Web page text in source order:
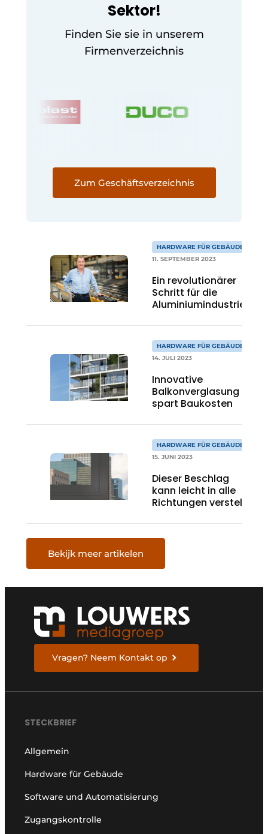
Sektor!
Finden Sie sie in unserem
Firmenverzeichnis
Zum Geschäftsverzeichnis
HARDWARE FÜR GEBÄUDE
11. SEPTEMBER 2023
Ein revolutionärer
Schritt für die
Aluminiumindustrie
HARDWARE FÜR GEBÄUDE
14. JULI 2023
Innovative
Balkonverglasung
spart Baukosten
HARDWARE FÜR GEBÄUDE
15. JUNI 2023
Dieser Beschlag
kann leicht in alle
Richtungen verstellt
Bekijk meer artikelen
Vragen? Neem Kontakt op
STECKBRIEF
Allgemein
Hardware für Gebäude
Software und Automatisierung
Zugangskontrolle